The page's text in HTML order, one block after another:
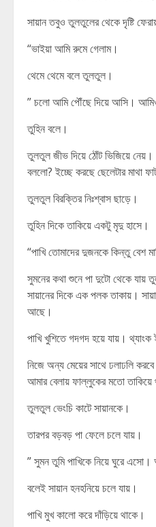
সায়ান তবুও তুলতুলের থেকে দৃষ্টি
“ভাইয়া আমি রুমে গেলাম।
থেমে থেমে বলে তুলতুল।
” চলো আমি পৌঁছে দিয়ে আসি।
তুহিন বলে।
তুলতুল জীভ দিয়ে ঠোঁট ভিজিয়ে
বললো? ইচ্ছে করছে ছেলেটার মাথা
তুলতুল বিরক্তির নিঃশ্বাস ছাড়ে।
তুহিন দিকে তাকিয়ে একটু মৃদু হাসে।
“পাখি তোমাদের দুজনকে কিন্তু বেশ
সুমনের কথা শুনে পা দুটো থেকে
সায়ানের দিকে এক পলক তাকায়।
আছে।
পাখি খুশিতে গদগদ হয়ে যায়।
নিজে অন্য মেয়ের সাথে ঢলাঢলি
আমার বেলায় ফাল্লুকের মতো তাকিয়ে
তুলতুল ভেংচি কাটে সায়ানকে।
তারপর বড়বড় পা ফেলে চলে যায়।
” সুমন তুমি পাখিকে নিয়ে ঘুরে
বলেই সায়ান হনহনিয়ে চলে যায়।
পাখি মুখ কালো করে দাঁড়িয়ে থাকে।